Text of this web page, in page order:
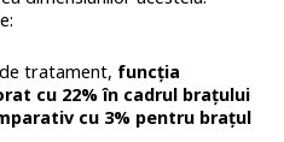
tratament, funcția
cu 22% în cadrul brațului
cu 3% pentru brațul